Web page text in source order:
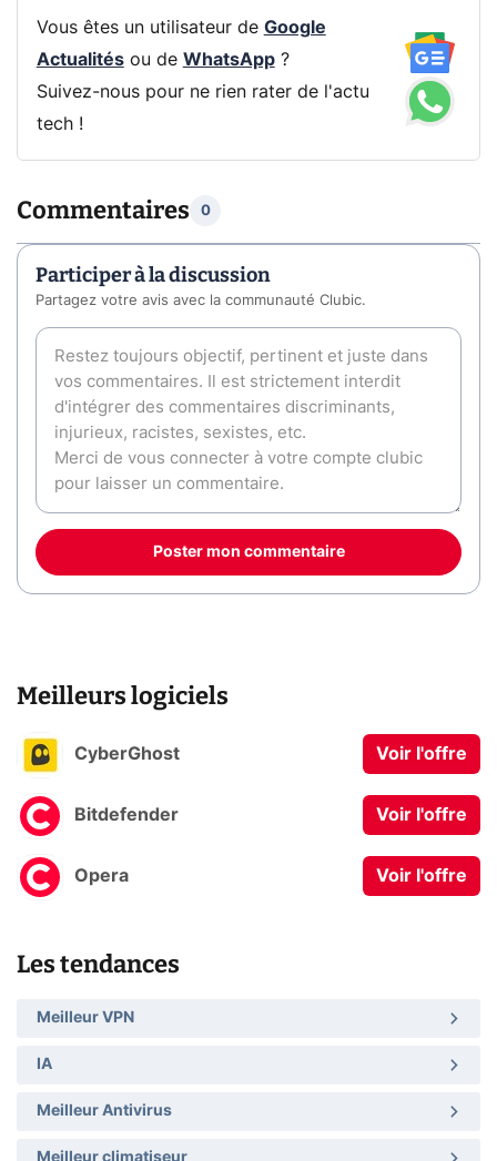
Vous êtes un utilisateur de Google
Actualitésou de WhatsApp?
Suivez-nous pour ne rien rater de l'actu
tech !
Commentaires 0
Participer à la discussion
Partagez votre avis avec la communauté Clubic.
Poster mon commentaire
Meilleurs logiciels
CyberGhost Voir l'offre
Bitdefender Voir l'offre
Opera Voir l'offre
Les tendances
Meilleur VPN
IA
Meilleur Antivirus